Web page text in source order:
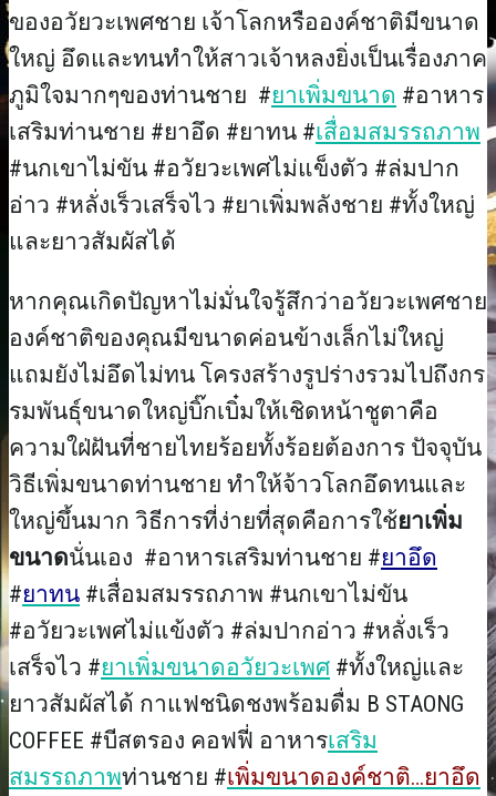
ของอวัยวะเพศชาย เจ้าโลกหรือองค์ชาติมีขนาด
ใหญ่ อึดและทนทำให้สาวเจ้าหลงยิ่งเป็นเรื่องภาค
ภูมิใจมากๆของท่านชาย #ยาเพิ่มขนาด #อาหาร
เสริมท่านชาย #ยาอึด #ยาทน #เสื่อมสมรรถภาพ
#นกเขาไม่ขัน #อวัยวะเพศไม่แข็งตัว #ล่มปาก
อ่าว #หลั่งเร็วเสร็จไว #ยาเพิ่มพลังชาย #ทั้งใหญ่
และยาวสัมผัสได้
หากคุณเกิดปัญหาไม่มั่นใจรู้สึกว่าอวัยวะเพศชาย
องค์ชาติของคุณมีขนาดค่อนข้างเล็กไม่ใหญ่
แถมยังไม่อึดไม่ทน โครงสร้างรูปร่างรวมไปถึงกร
รมพันธ์ุขนาดใหญ่บิ๊กเบิ๋มให้เชิดหน้าชูตาคือ
ความใฝ่ฝันที่ชายไทยร้อยทั้งร้อยต้องการ ปัจจุบัน
วิธีเพิ่มขนาดท่านชาย ทำให้จ้าวโลกอึดทนและ
ใหญ่ขึ้นมาก วิธีการที่ง่ายที่สุดคือการใช้ยาเพิ่ม
ขนาดนั่นเอง #อาหารเสริมท่านชาย #ยาอึด
#ยาทน #เสื่อมสมรรถภาพ #นกเขาไม่ขัน
#อวัยวะเพศไม่แข้งตัว #ล่มปากอ่าว #หลั่งเร็ว
เสร็จไว #ยาเพิ่มขนาดอวัยวะเพศ #ทั้งใหญ่และ
ยาวสัมผัสได้ กาแฟชนิดชงพร้อมดื่ม B STAONG
COFFEE #บีสตรอง คอฟฟี่ อาหารเสริม
สมรรถภาพท่านชาย #เพิ่มขนาดองค์ชาติ…ยาอึด